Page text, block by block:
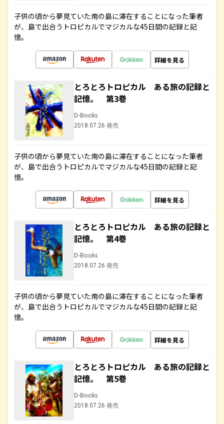
子供の頃から夢見ていた南の島に滞在することになった筆者
が、島で出合うトロピカルでマジカルな45日間の記録と記
憶。
詳細を見る
とろとろトロピカル ある旅の記録と
記憶。 第3巻
D-Books
2018.07.26 発売
子供の頃から夢見ていた南の島に滞在することになった筆者
が、島で出合うトロピカルでマジカルな45日間の記録と記
憶。
詳細を見る
とろとろトロピカル ある旅の記録と
記憶。 第4巻
D-Books
2018.07.26 発売
子供の頃から夢見ていた南の島に滞在することになった筆者
が、島で出合うトロピカルでマジカルな45日間の記録と記
憶。
詳細を見る
とろとろトロピカル ある旅の記録と
記憶。 第5巻
D-Books
2018.07.26 発売